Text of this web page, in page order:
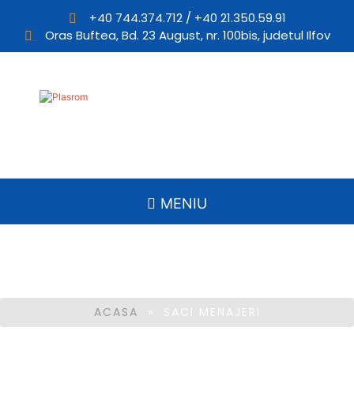
+40 744.374.712 / +40 21.350.59.91
Oras Buftea, Bd. 23 August, nr. 100bis, judetul Ilfov
Plasrom
MENIU
ACASA » SACI MENAJERI